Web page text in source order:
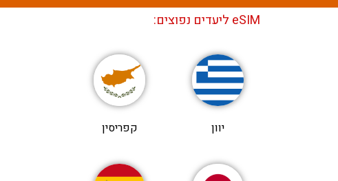
eSIM ליעדים נפוצים:
יוון קפריסין